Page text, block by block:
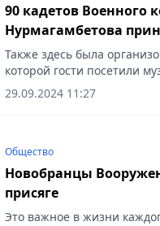
90 кадетов Военного
Нурмагамбетова
Также здесь была
которой гости посетили
аудитории и столовую,
29.09.2024 11:27
Общество
Новобранцы
присяге
Это важное в жизни